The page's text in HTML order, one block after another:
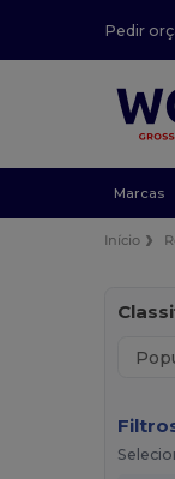
Pedir
Marcas
Início